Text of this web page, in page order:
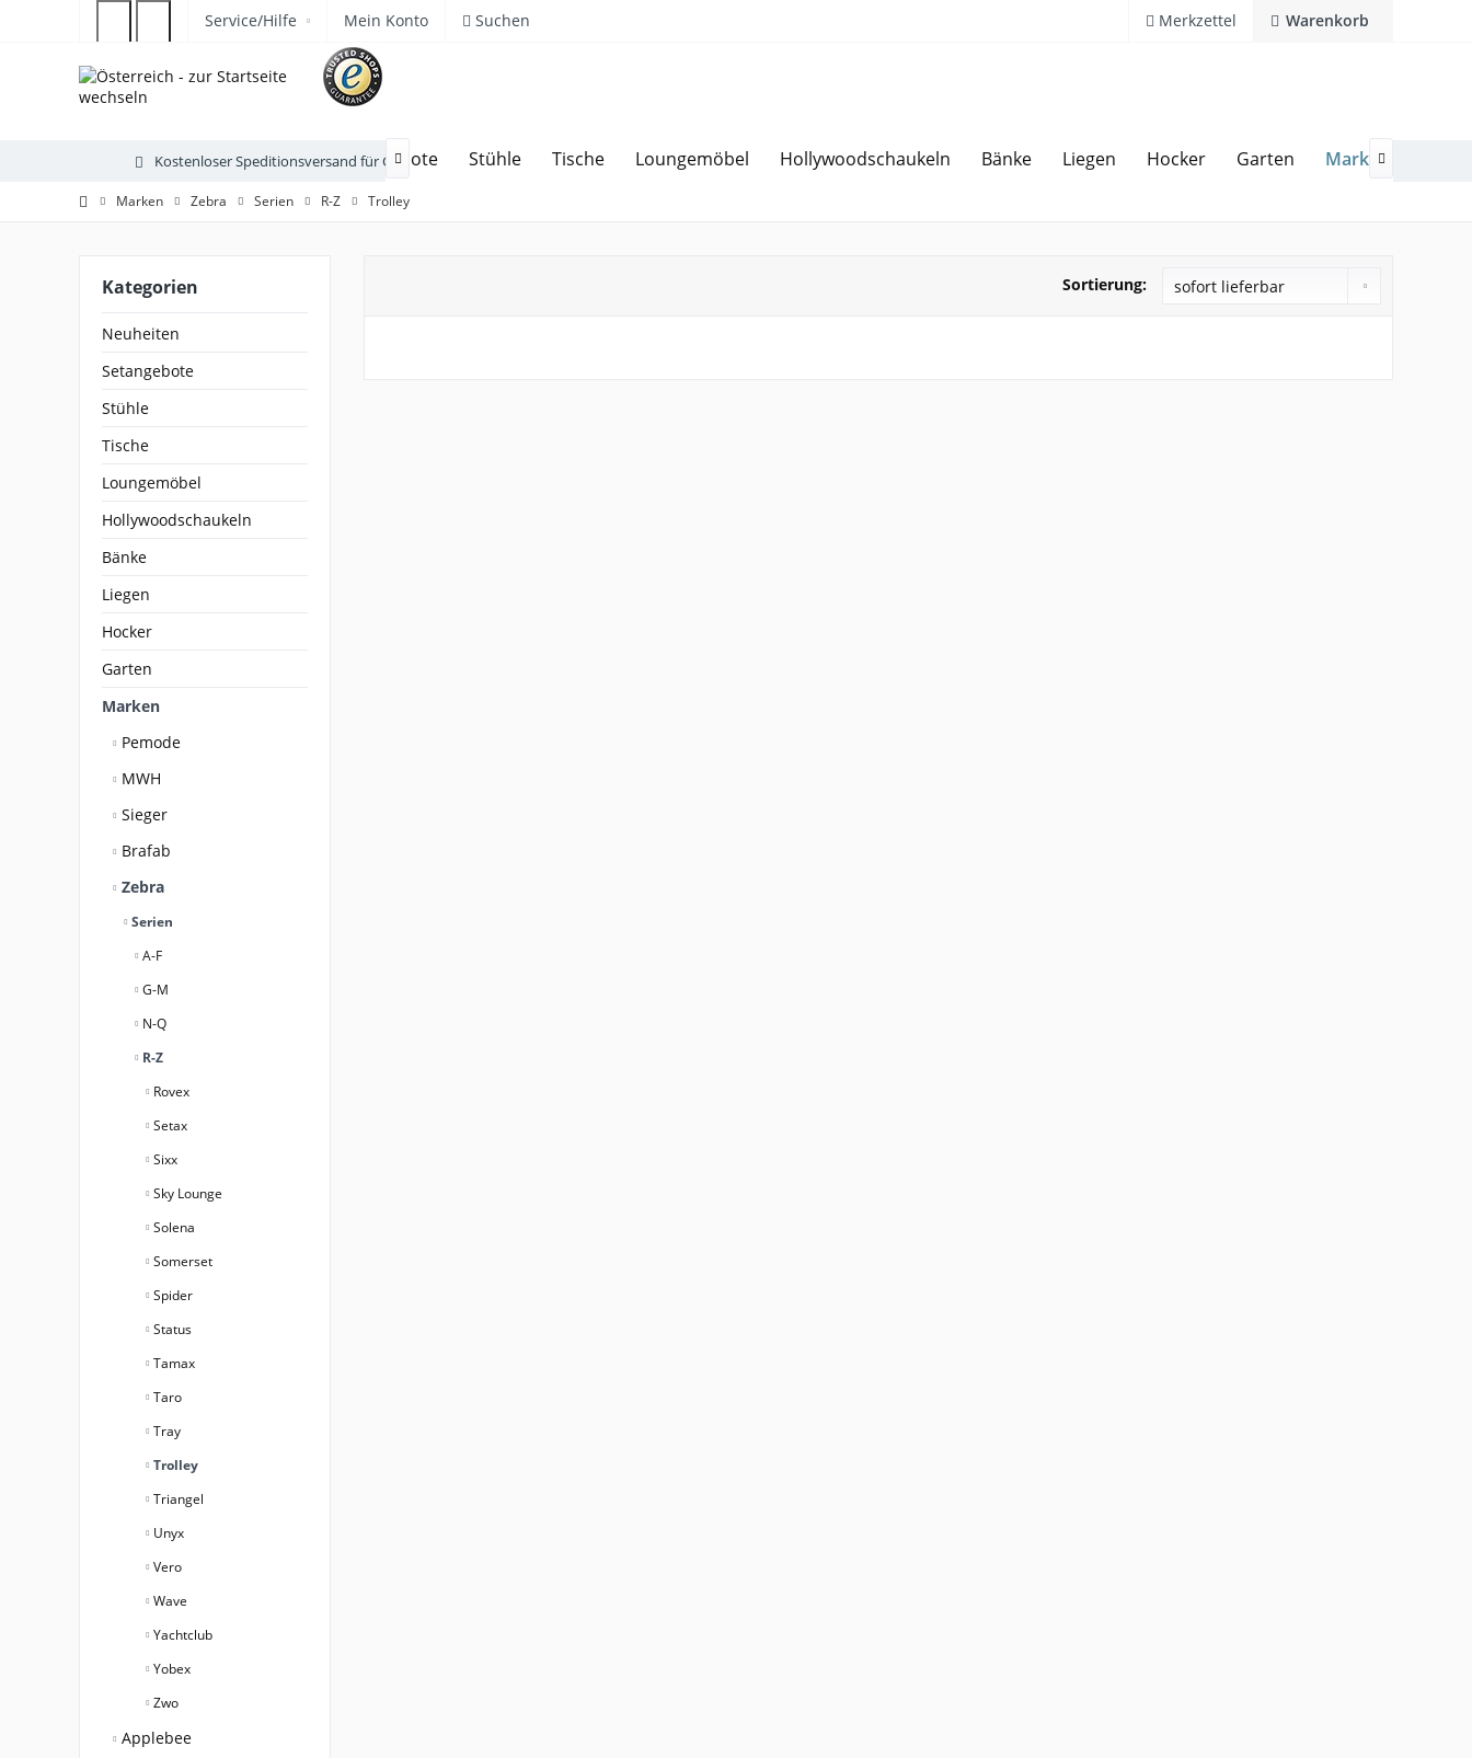
Warenkorb
Merkzettel
Service/Hilfe Mein Konto Suchen
Neuheiten Setangebote Stühle Tische Loungemöbel Hollywoodschaukeln Bänke Liegen Hocker Garten Marken
 
Kostenloser Speditionsversand für Gartenmöbel Sparen bei Angebotsanfrage Über 20 Jahre Erfahrung Hotline 02594 94 11 0
Marken Zebra Serien R-Z Trolley
Kategorien
Neuheiten
Setangebote
Stühle
Tische
Loungemöbel
Hollywoodschaukeln
Bänke
Liegen
Hocker
Garten
Marken
Pemode
MWH
Sieger
Brafab
Zebra
Serien
A-F
G-M
N-Q
R-Z
Rovex
Setax
Sixx
Sky Lounge
Solena
Somerset
Spider
Status
Tamax
Taro
Tray
Trolley
Triangel
Unyx
Vero
Wave
Yachtclub
Yobex
Zwo
Applebee
Sortierung: